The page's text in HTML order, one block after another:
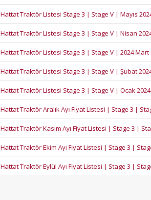
Hattat Traktör Listesi Stage 3 | Stage V | Mayıs
Hattat Traktör Listesi Stage 3 | Stage V | Nisan
Hattat Traktör Listesi Stage 3 | Stage V | 2024 Mart
Hattat Traktör Listesi Stage 3 | Stage V | Şubat
Hattat Traktör Listesi Stage 3 | Stage V | Ocak 2024
Hattat Traktör Aralık Ayı Fiyat Listesi | Stage 3 |
Hattat Traktör Kasım Ayı Fiyat Listesi | Stage 3 |
Hattat Traktör Ekim Ayı Fiyat Listesi | Stage 3 |
Hattat Traktör Eylül Ayı Fiyat Listesi | Stage 3 |